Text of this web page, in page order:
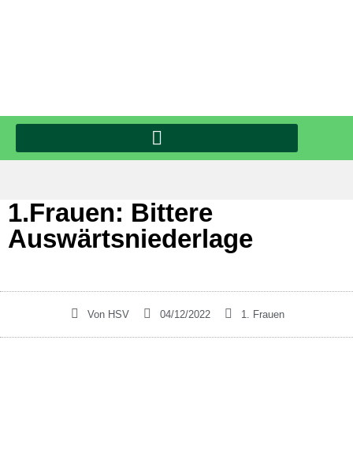
1.Frauen: Bittere
Auswärtsniederlage
Von HSV 04/12/2022 1. Frauen